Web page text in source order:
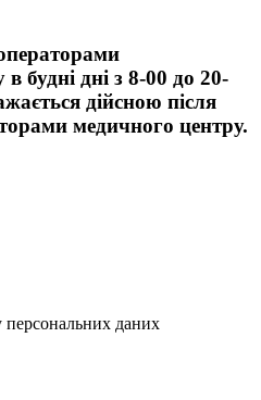
будні дні з 8-00 до 20-
дійсною після
медичного центру.
даних